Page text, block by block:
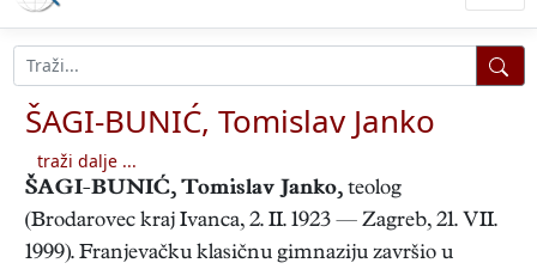
ŠAGI-BUNIĆ, Tomislav Janko
traži dalje ...
ŠAGI-BUNIĆ, Tomislav Janko, teolog
(Brodarovec kraj Ivanca, 2. II. 1923 — Zagreb, 21. VII.
1999). Franjevačku klasičnu gimnaziju završio u